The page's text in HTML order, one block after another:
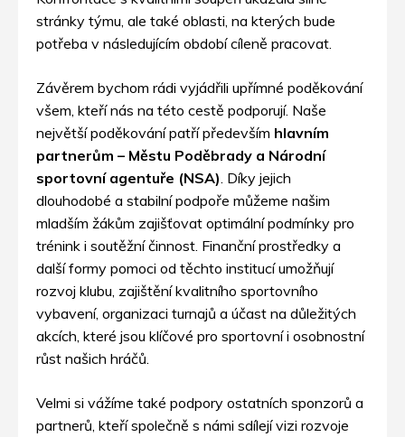
stránky týmu, ale také oblasti, na kterých bude
potřeba v následujícím období cíleně pracovat.
Závěrem bychom rádi vyjádřili upřímné poděkování
všem, kteří nás na této cestě podporují. Naše
největší poděkování patří především hlavním
partnerům – Městu Poděbrady a Národní
sportovní agentuře (NSA) . Díky jejich
dlouhodobé a stabilní podpoře můžeme našim
mladším žákům zajišťovat optimální podmínky pro
trénink i soutěžní činnost. Finanční prostředky a
další formy pomoci od těchto institucí umožňují
rozvoj klubu, zajištění kvalitního sportovního
vybavení, organizaci turnajů a účast na důležitých
akcích, které jsou klíčové pro sportovní i osobnostní
růst našich hráčů.
Velmi si vážíme také podpory ostatních sponzorů a
partnerů, kteří společně s námi sdílejí vizi rozvoje